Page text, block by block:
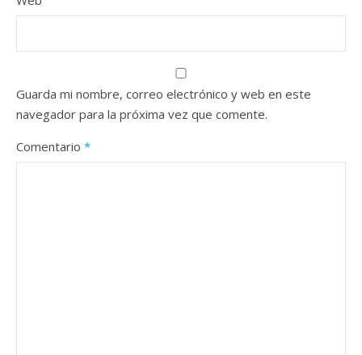
Guarda mi nombre, correo electrónico y web en este
navegador para la próxima vez que comente.
Comentario *